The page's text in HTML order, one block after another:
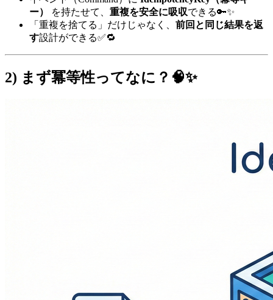
ー）
を持たせて、 重複を安全に吸収できる🔑✨
「重複を捨てる」だけじゃなく、 前回と同じ結果を返
す設計ができる✅🔁
2) まず冪等性ってなに？🧠✨